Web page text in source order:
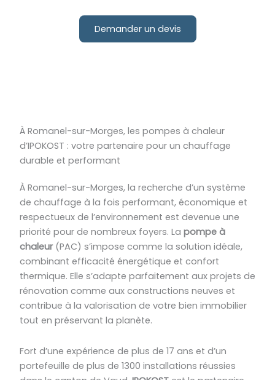
Demander un devis
À Romanel-sur-Morges, les pompes à chaleur
d’IPOKOST : votre partenaire pour un chauffage
durable et performant
À Romanel-sur-Morges, la recherche d’un système
de chauffage à la fois performant, économique et
respectueux de l’environnement est devenue une
priorité pour de nombreux foyers. La pompe à
chaleur(PAC) s’impose comme la solution idéale,
combinant efficacité énergétique et confort
thermique. Elle s’adapte parfaitement aux projets de
rénovation comme aux constructions neuves et
contribue à la valorisation de votre bien immobilier
tout en préservant la planète.
Fort d’une expérience de plus de 17 ans et d’un
portefeuille de plus de 1300 installations réussies